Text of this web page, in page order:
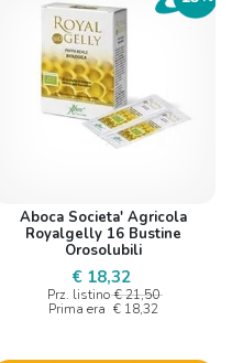
Aboca Societa' Agricola
Royalgelly 16 Bustine
Orosolubili
€ 18,32
Prz. listino € 21,50
Prima era € 18,32